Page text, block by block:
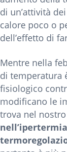
di un’attività
calore poco o
dell’effetto di
Mentre nella
di temperatura
fisiologico
modificano le
trova nel